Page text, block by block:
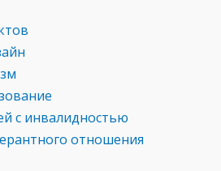
с инвалидностью
отношения